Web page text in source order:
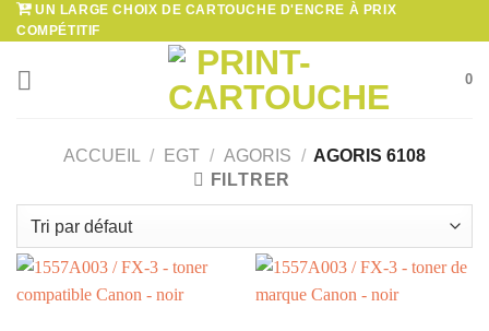
Passer
au
contenu
UN LARGE CHOIX DE CARTOUCHE D'ENCRE À PRIX
COMPÉTITIF
0
ACCUEIL / EGT / AGORIS / AGORIS 6108
FILTRER